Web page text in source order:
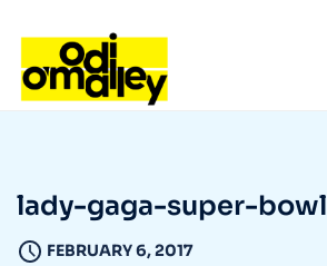
lady-gaga-super-bowl
FEBRUARY 6, 2017